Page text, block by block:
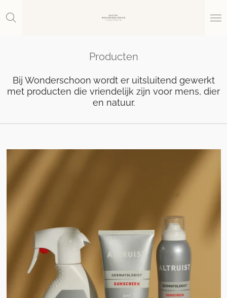
direct
Producten
Bij Wonderschoon wordt er uitsluitend gewerkt
met producten die vriendelijk zijn voor mens, dier
en natuur.